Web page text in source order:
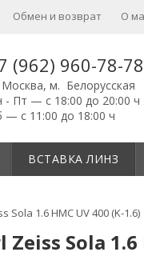
Обмен и возврат О
(962) 960-78-78
м. Белорусская
- Пт — с 18:00 до 20:00 ч
— с 11:00 до 18:00 ч
ВСТАВКА ЛИНЗ
1.6 HMC UV 400 (K-1.6)
Sola 1.6